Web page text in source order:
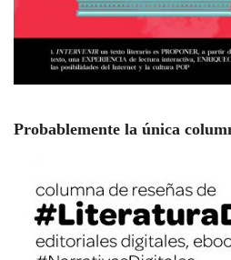
Probablemente la única